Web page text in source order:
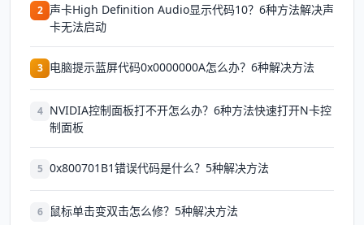
2 声卡High Definition Audio显示代码10？6种方法解决声
卡无法启动
3 电脑提示蓝屏代码0x0000000A怎么办？6种解决方法
4 NVIDIA控制面板打不开怎么办？6种方法快速打开N卡控
制面板
5 0x800701B1错误代码是什么？5种解决方法
6 鼠标单击变双击怎么修？5种解决方法